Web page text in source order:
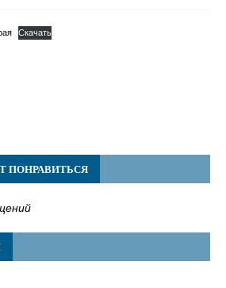
Скачать
ПОНРАВИТЬСЯ